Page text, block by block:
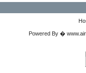
Powered By �